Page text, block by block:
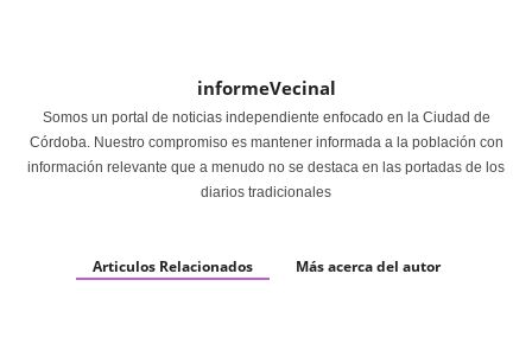
informeVecinal
Somos un portal de noticias independiente enfocado en la Ciudad de
Córdoba. Nuestro compromiso es mantener informada a la población con
información relevante que a menudo no se destaca en las portadas de los
diarios tradicionales
Articulos Relacionados Más acerca del autor